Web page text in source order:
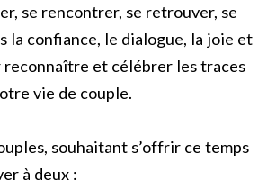
se rencontrer, se retrouver, se
la confiance, le dialogue, la joie et
reconnaître et célébrer les traces
vie de couple.
souhaitant s’offrir ce temps
à deux :